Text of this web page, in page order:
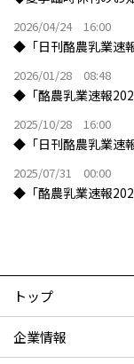
2026/04/24 16:00
◆「日刊酪農乳業速
2026/01/28 08:48
◆「酪農乳業速報
2025/10/28 16:00
◆「日刊酪農乳業速
2025/07/31 00:00
◆「酪農乳業速報
トップ
企業情報